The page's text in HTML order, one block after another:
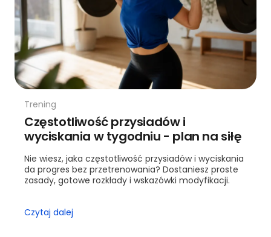
Trening
Częstotliwość przysiadów i
wyciskania w tygodniu - plan na siłę
Nie wiesz, jaka częstotliwość przysiadów i wyciskania
da progres bez przetrenowania? Dostaniesz proste
zasady, gotowe rozkłady i wskazówki modyfikacji.
Czytaj dalej